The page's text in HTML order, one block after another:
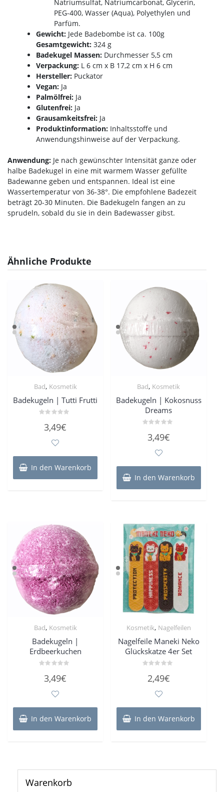
Natriumsulfat, Natriumcarbonat, Glycerin,
PEG-400, Wasser (Aqua), Polyethylen und
Parfüm.
Gewicht: Jede Badebombe ist ca. 100g
Gesamtgewicht: 324 g
Badekugel Massen: Durchmesser 5,5 cm
Verpackung: L 6 cm x B 17,2 cm x H 6 cm
Hersteller: Puckator
Vegan: Ja
Palmölfrei: Ja
Glutenfrei: Ja
Grausamkeitsfrei: Ja
Produktinformation: Inhaltsstoffe und
Anwendungshinweise auf der Verpackung.
Anwendung: Je nach gewünschter Intensität ganze oder
halbe Badekugel in eine mit warmem Wasser gefüllte
Badewanne geben und entspannen. Ideal ist eine
Wassertemperatur von 36-38°. Die empfohlene Badezeit
beträgt 20-30 Minuten. Die Badekugeln fangen an zu
sprudeln, sobald du sie in dein Badewasser gibst.
Ähnliche Produkte
Bad, Kosmetik
Badekugeln | Tutti Frutti
mit
3,49€
In den Warenkorb
Bad, Kosmetik
Badekugeln | Kokosnuss
Dreams
mit
3,49€
In den Warenkorb
Bad, Kosmetik
Badekugeln |
Erdbeerkuchen
mit
3,49€
In den Warenkorb
Kosmetik, Nagelfeilen
Nagelfeile Maneki Neko
Glückskatze 4er Set
mit2,49€
In den Warenkorb
Warenkorb